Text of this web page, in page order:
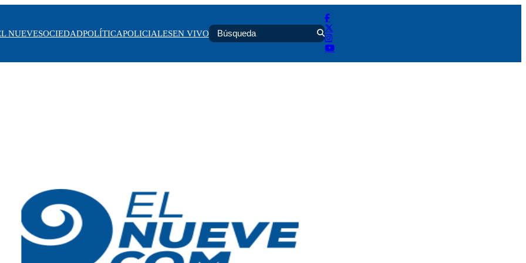
NUEVESOCIEDADPOLÍTICAPOLICIALESEN VIVO